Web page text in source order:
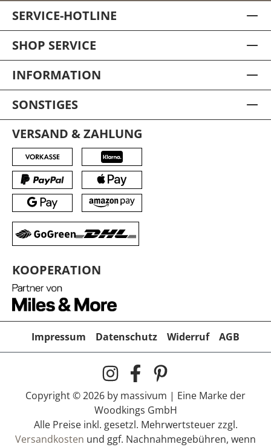
SERVICE-HOTLINE
SHOP SERVICE
INFORMATION
SONSTIGES
VERSAND & ZAHLUNG
KOOPERATION
Impressum Datenschutz Widerruf AGB
Copyright © 2026 by massivum | Eine Marke der
Woodkings GmbH
Alle Preise inkl. gesetzl. Mehrwertsteuer zzgl.
Versandkosten und ggf. Nachnahmegebühren, wenn